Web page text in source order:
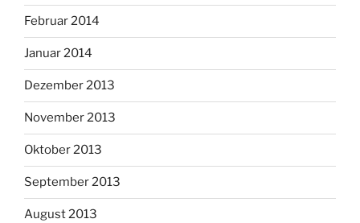
Februar 2014
Januar 2014
Dezember 2013
November 2013
Oktober 2013
September 2013
August 2013